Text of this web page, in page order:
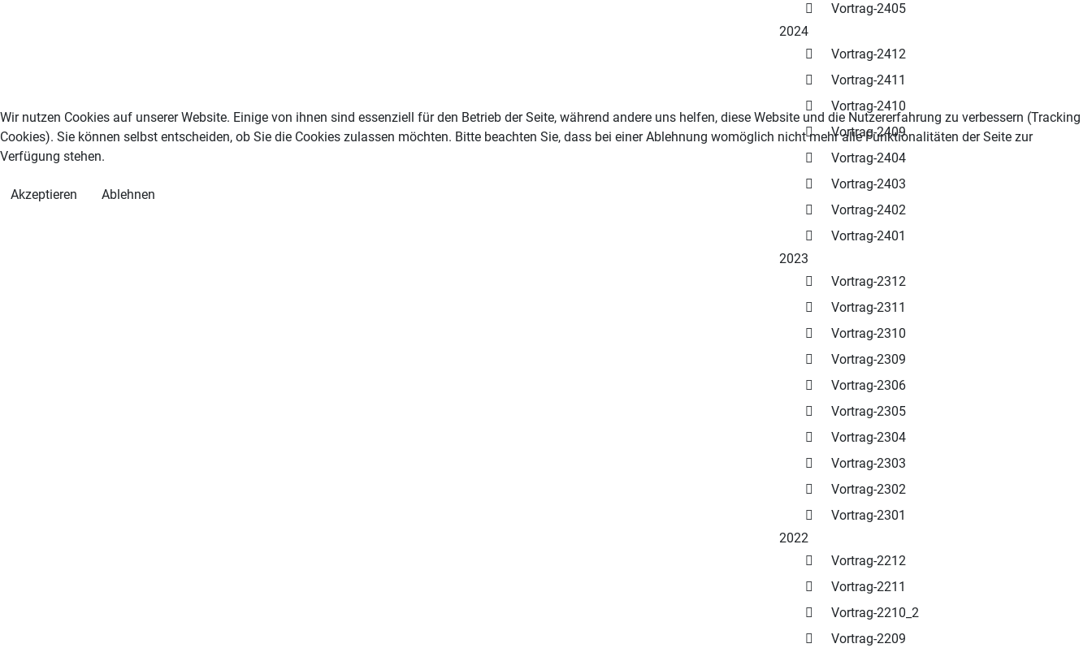
Vortrag-2405
2024
Vortrag-2412
Vortrag-2411
Vortrag-2410
Vortrag-2409
Vortrag-2404
Vortrag-2403
Vortrag-2402
Vortrag-2401
2023
Vortrag-2312
Vortrag-2311
Vortrag-2310
Vortrag-2309
Vortrag-2306
Vortrag-2305
Vortrag-2304
Vortrag-2303
Vortrag-2302
Vortrag-2301
2022
Vortrag-2212
Vortrag-2211
Vortrag-2210_2
Vortrag-2209
Wir nutzen Cookies auf unserer Website. Einige von ihnen sind essenziell für den Betrieb der Seite, während andere uns helfen, diese Website und die Nutzererfahrung zu verbessern (Tracking
Cookies). Sie können selbst entscheiden, ob Sie die Cookies zulassen möchten. Bitte beachten Sie, dass bei einer Ablehnung womöglich nicht mehr alle Funktionalitäten der Seite zur
Verfügung stehen.
Akzeptieren Ablehnen